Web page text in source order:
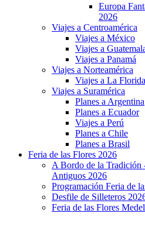
Europa
2026
Viajes a Centroamérica
Viajes a México
Viajes a
Viajes a Panamá
Viajes a Norteamérica
Viajes a La Florida
Viajes a Suramérica
Planes a Argentina
Planes a Ecuador
Viajes a Perú
Planes a Chile
Planes a Brasil
Feria de las Flores 2026
A Bordo de la Tradición
Antiguos 2026
Programación Feria de
Desfile de Silleteros
Feria de las Flores